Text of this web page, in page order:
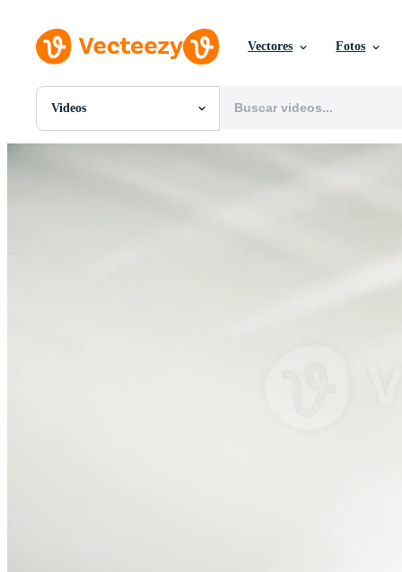
Vectores Fotos
Videos
Todas Imágenes